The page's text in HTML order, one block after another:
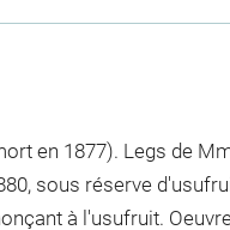
en 1877). Legs de
sous réserve
à l'usufruit.